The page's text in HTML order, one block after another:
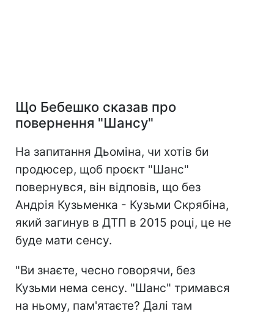
Що Бебешко сказав про
повернення "Шансу"
На запитання Дьоміна, чи хотів би
продюсер, щоб проєкт "Шанс"
повернувся, він відповів, що без
Андрія Кузьменка - Кузьми Скрябіна,
який загинув в ДТП в 2015 році, це не
буде мати сенсу.
"Ви знаєте, чесно говорячи, без
Кузьми нема сенсу. "Шанс" тримався
на ньому, пам'ятаєте? Далі там